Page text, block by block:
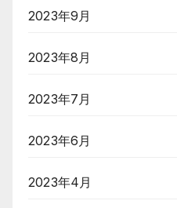
2023年9月
2023年8月
2023年7月
2023年6月
2023年4月